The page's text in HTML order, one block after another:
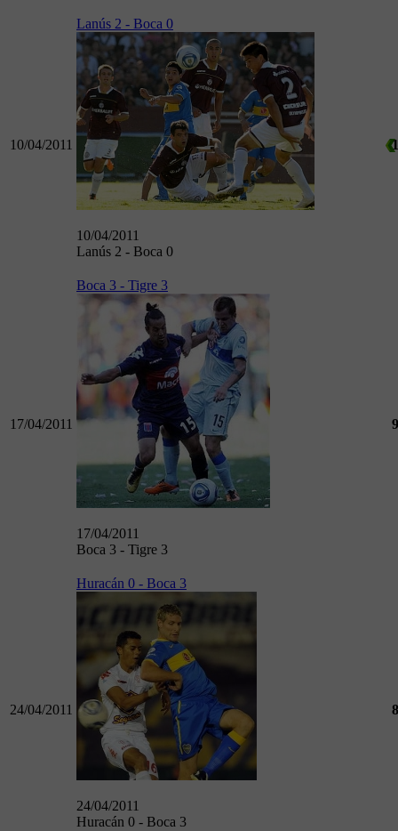
10/04/2011
Lanús 2 - Boca 0
10/04/2011
Lanús 2 - Boca 0
17/04/2011
Boca 3 - Tigre 3
17/04/2011
Boca 3 - Tigre 3
24/04/2011
Huracán 0 - Boca 3
24/04/2011
Huracán 0 - Boca 3